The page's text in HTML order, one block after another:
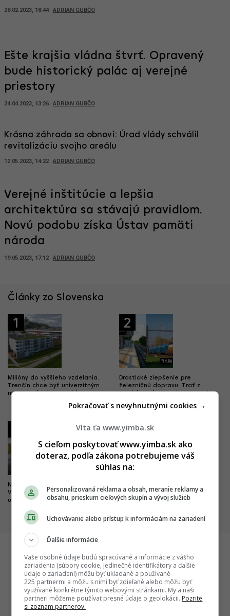
28.02.2023, 18:44 ADRIAN GUBČO
Ešte krajšia vládna štvrť. Opravený
bude historický palác aj verejné
priestory
24.04.2023, 13:26 ADRIAN GUBČO
Krásna záhrada sa obnoví: Úrad vlády schválil
revitalizáciu svojho areálu
12.05.2023, 14:22 ADRIAN GUBČO
Verejné inštitúcie a lepšia
architektúra sa stávajú pravidlom.
Novú podobu získa Ústav pamäti
národa
19.05.2023, 17:12 ADRIAN GUBČO
Články zo Slovenska
1
Milióny do vyššieho vzdelania.
Trenčín chce byť univerzitným
mestom, buduje nový kampus
2
Drastické zlepšenie pre
železničnú dopravu. Trať z
Bratislavy do Komárna sa má
kapacita
Nová pýcha mesta kultúry.
Výnimočný park čoskoro doplní
unikátny most
4
nemocníc. Výstavba veľkých
projektov napreduje, hlásia
Startitup
Víta ťa www.yimba.sk
S cieľom poskytovať www.yimba.sk ako
doteraz, podľa zákona potrebujeme váš
súhlas na:
Personalizovaná reklama a obsah, meranie reklamy a
obsahu, prieskum cieľových skupín a vývoj služieb
Uchovávanie alebo prístup k informáciám na zariadení
Ďalšie informácie
Vaše osobné údaje budú spracúvané a informácie z vášho
zariadenia (súbory cookie, jedinečné identifikátory a ďalšie
údaje o zariadení) môžu byť ukladané a používané
225 partnermi a môžu s nimi byť zdieľané alebo môžu byť
využívané konkrétne týmito webovými stránkami. My a naši
partneri môžeme používať presné údaje o geolokácii. Pozrite
si zoznam partnerov.
Pokračovať s nevyhnutnými cookies →